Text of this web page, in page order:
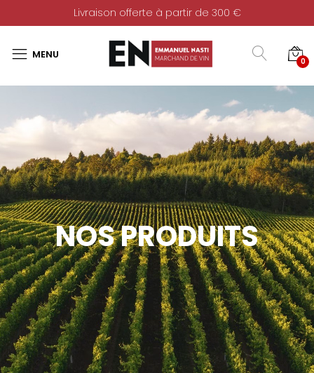
Livraison offerte à partir de 300 €
0
NOS PRODUITS